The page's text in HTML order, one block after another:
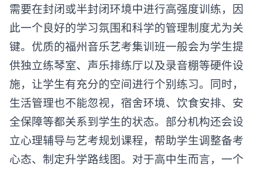
需要在封闭或半封闭环境中进行高强度训练，因
此一个良好的学习氛围和科学的管理制度尤为关
键。优质的福州音乐艺考集训班一般会为学生提
供独立练琴室、声乐排练厅以及录音棚等硬件设
施，让学生有充分的空间进行个别练习。同时，
生活管理也不能忽视，宿舍环境、饮食安排、安
全保障等都关系到学生的状态。部分机构还会设
立心理辅导与艺考规划课程，帮助学生调整备考
心态、制定升学路线图。对于高中生而言，一个